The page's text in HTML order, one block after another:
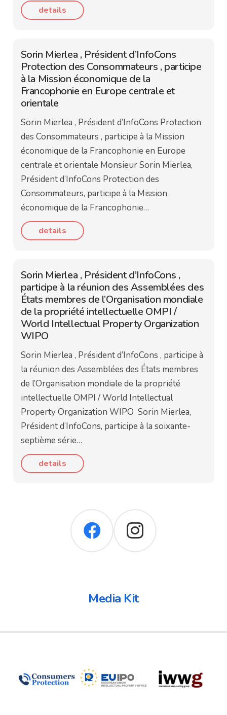
details
Sorin Mierlea , Président d’InfoCons
Protection des Consommateurs , participe
à la Mission économique de la
Francophonie en Europe centrale et
orientale
Sorin Mierlea , Président d’InfoCons Protection
des Consommateurs , participe à la Mission
économique de la Francophonie en Europe
centrale et orientale Monsieur Sorin Mierlea,
Président d’InfoCons Protection des
Consommateurs, participe à la Mission
économique de la Francophonie…
details
Sorin Mierlea , Président d’InfoCons ,
participe à la réunion des Assemblées des
États membres de l’Organisation mondiale
de la propriété intellectuelle OMPI /
World Intellectual Property Organization
WIPO
Sorin Mierlea , Président d’InfoCons , participe à
la réunion des Assemblées des États membres
de l’Organisation mondiale de la propriété
intellectuelle OMPI / World Intellectual
Property Organization WIPO Sorin Mierlea,
Président d’InfoCons, participe à la soixante-
septième série…
details
Media Kit